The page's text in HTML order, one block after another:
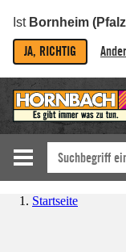
Ist Bornheim
JA, RICHTIG
Startseite